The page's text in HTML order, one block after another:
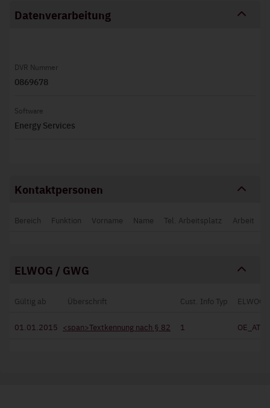
Datenverarbeitung
DVR Nummer
0869678
Software
Energy Services
Kontaktpersonen
Bereich Funktion Vorname Name Tel. Arbeitsplatz Arbeit
ELWOG / GWG
Gültig ab Überschrift Cust. Info Typ
01.01.2015 <span>Textkennung nach § 82 1